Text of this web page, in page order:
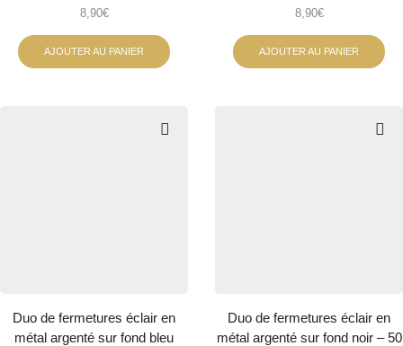
8,90€
AJOUTER AU PANIER
8,90€
AJOUTER AU PANIER
Duo de fermetures éclair en
métal argenté sur fond bleu
Duo de fermetures éclair en
métal argenté sur fond noir – 50